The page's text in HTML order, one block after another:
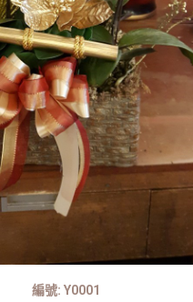
編號: Y0001